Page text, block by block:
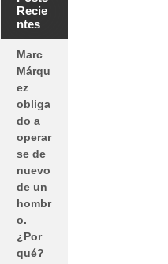
Recie
ntes
Marc
Márqu
ez
obliga
do a
operar
se de
nuevo
de un
hombr
o.
¿Por
qué?